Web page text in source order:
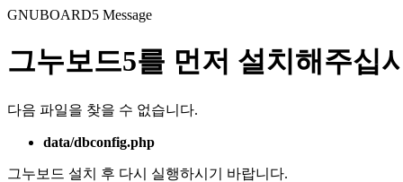
GNUBOARD5 Message
그누보드5를 먼저 설치해주십
다음 파일을 찾을 수 없습니다.
data/dbconfig.php
그누보드 설치 후 다시 실행하시기 바랍니다.